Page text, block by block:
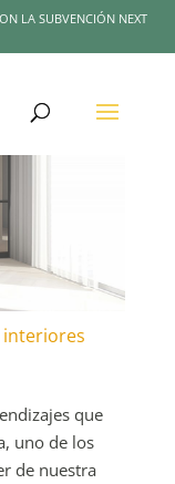
LA SUBVENCIÓN NEXT
interiores
que
uno de los
de nuestra